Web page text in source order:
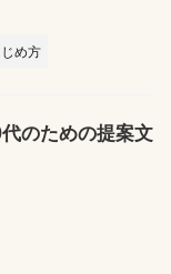
め方
のための提案文